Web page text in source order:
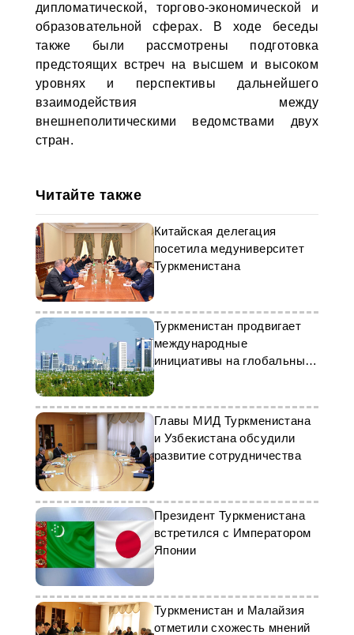
дипломатической, торгово-экономической и
образовательной сферах. В ходе беседы
также были рассмотрены подготовка
предстоящих встреч на высшем и высоком
уровнях и перспективы дальнейшего
взаимодействия между
внешнеполитическими ведомствами двух
стран.
Читайте также
Китайская делегация
посетила медуниверситет
Туркменистана
Туркменистан продвигает
международные
инициативы на глобальных
площадках
Главы МИД Туркменистана
и Узбекистана обсудили
развитие сотрудничества
Президент Туркменистана
встретился с Императором
Японии
Туркменистан и Малайзия
отметили схожесть мнений